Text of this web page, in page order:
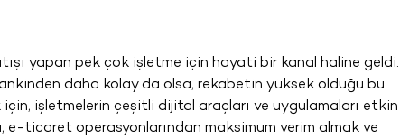
yapan pek çok işletme için hayati bir kanal haline geldi.
daha kolay da olsa, rekabetin yüksek olduğu bu
işletmelerin çeşitli dijital araçları ve uygulamaları etkin
e-ticaret operasyonlarından maksimum verim almak ve